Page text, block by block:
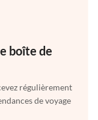
boîte de
régulièrement
de voyage